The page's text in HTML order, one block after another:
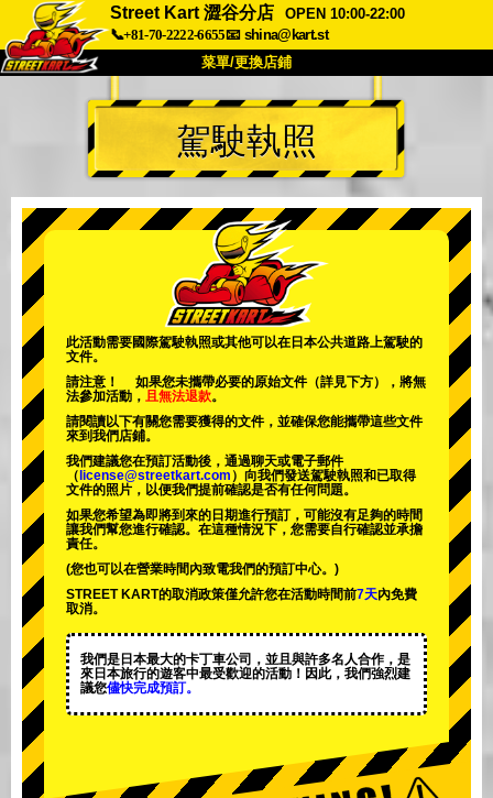
Street Kart 澀谷分店
OPEN 10:00-22:00
📞+81-70-2222-6655📧 shina@kart.st
菜單/更換店鋪
首頁
關於 規格 價格
公司 預訂
更換店鋪
東京 秋葉原 #2 東京 澀谷
東京 澀谷附店
東京 淺草
沖繩
駕駛執照
此活動需要國際駕駛執照或其他可以在日本公共道路上駕駛的
文件。
請注意！ 如果您未攜帶必要的原始文件（詳見下方），將無
法參加活動， 且無法退款。
請閱讀以下有關您需要獲得的文件，並確保您能攜帶這些文件
來到我們店鋪。
我們建議您在預訂活動後，通過聊天或電子郵件
（ license@streetkart.com ）向我們發送駕駛執照和已取得
文件的照片，以便我們提前確認是否有任何問題。
如果您希望為即將到來的日期進行預訂，可能沒有足夠的時間
讓我們幫您進行確認。在這種情況下，您需要自行確認並承擔
責任。
(您也可以在營業時間內致電我們的預訂中心。)
STREET KART的取消政策僅允許您在活動時間前7天內免費
取消。
我們是日本最大的卡丁車公司，並且與許多名人合作，是
來日本旅行的遊客中最受歡迎的活動 ！因此，我們強烈建
議您儘快完成預訂。